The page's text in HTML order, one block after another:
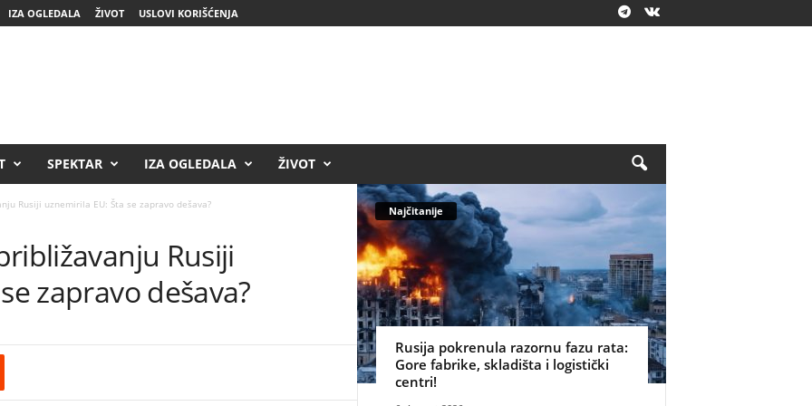
IZA OGLEDALA ŽIVOT USLOVI KORIŠĆENJA
SPEKTAR IZA OGLEDALA ŽIVOT
Rusiji uznemirila EU: Šta se zapravo dešava?
Rusiji
zapravo dešava?
Najčitanije
Rusija pokrenula razornu fazu rata:
Gore fabrike, skladišta i logistički
centri!